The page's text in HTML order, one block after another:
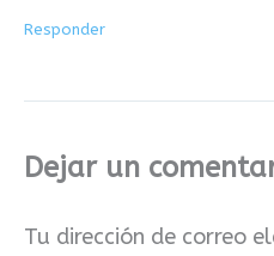
Responder
Dejar un
Tu dirección de correo